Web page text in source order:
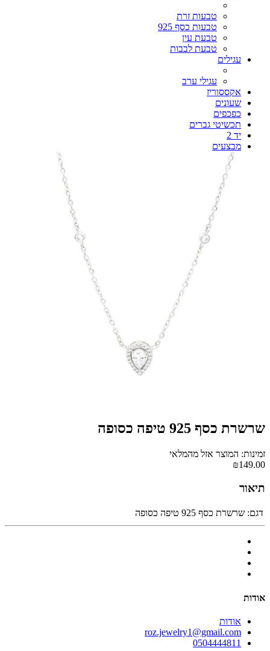
טבעות זרת
טבעות כסף 925
טבעת עין
טבעת לבבות
עגילים
עגילי ערב
אקססוריז
שעונים
כפכפים
תכשיטי גברים
יד 2
מבצעים
שרשרת כסף 925 טיפה כסופה
זמינות: המוצר אזל מהמלאי
₪149.00
תיאור
דגם: שרשרת כסף 925 טיפה כסופה
אודות
אודות
roz.jewelry1@gmail.com
0504444811